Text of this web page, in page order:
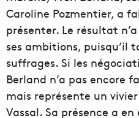
Caroline Pozmentier, a
présenter. Le résultat
ses ambitions, puisqu’il
suffrages. Si les
Berland n’a pas encore
mais représente un
Vassal. Sa présence a